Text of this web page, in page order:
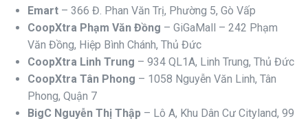
Emart – 366 Đ. Phan Văn Trị, Phường 5, Gò Vấp
CoopXtra Phạm Văn Đồng – GiGaMall – 242 Phạm
Văn Đồng, Hiệp Bình Chánh, Thủ Đức
CoopXtra Linh Trung – 934 QL1A, Linh Trung, Thủ Đức
CoopXtra Tân Phong – 1058 Nguyễn Văn Linh, Tân
Phong, Quận 7
BigC Nguyễn Thị Thập – Lô A, Khu Dân Cư Cityland, 99